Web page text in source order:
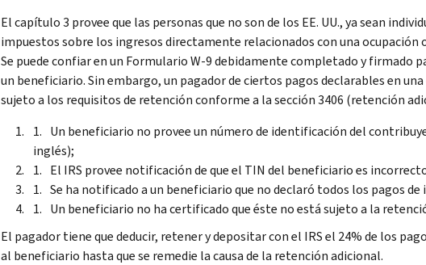
El capítulo 3 provee que las personas que no son de los EE. UU., ya sean
impuestos sobre los ingresos directamente relacionados con una ocupación
Se puede confiar en un Formulario W-9 debidamente completado y firmado
un beneficiario. Sin embargo, un pagador de ciertos pagos declarables en
sujeto a los requisitos de retención conforme a la sección 3406 (retención
Un beneficiario no provee un número de identificación del
inglés);
El IRS provee notificación de que el TIN del beneficiario es
Se ha notificado a un beneficiario que no declaró todos los pagos de
Un beneficiario no ha certificado que éste no está sujeto a la
El pagador tiene que deducir, retener y depositar con el IRSel 24% de los
al beneficiario hasta que se remedie la causa de la retención adicional.